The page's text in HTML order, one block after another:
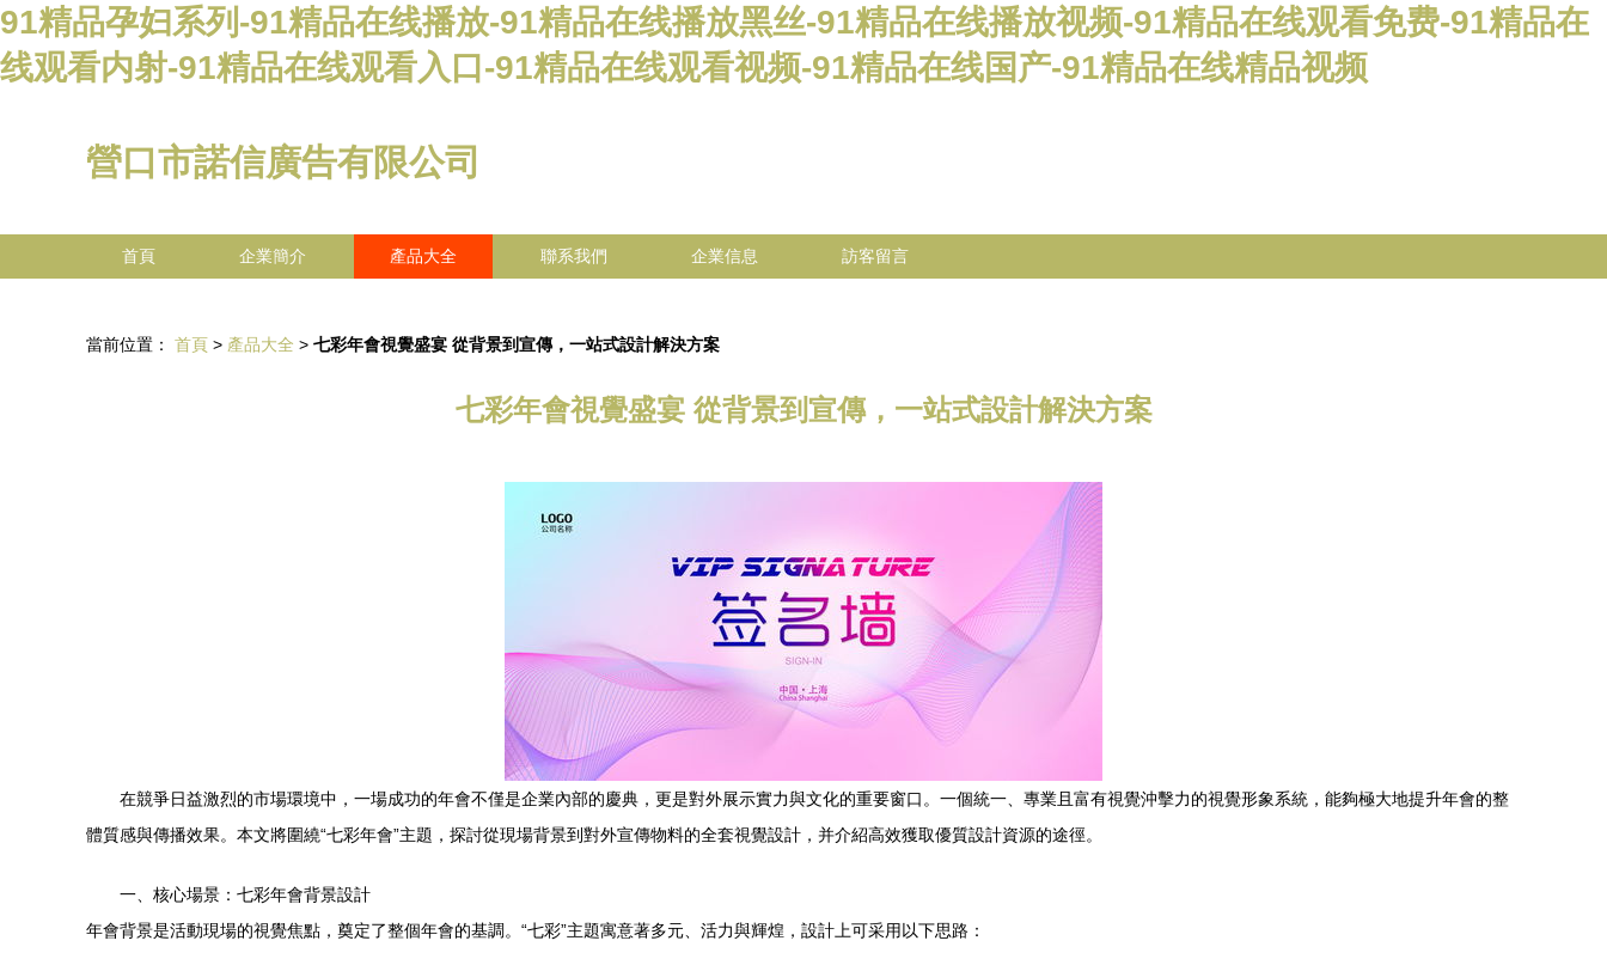
91精品孕妇系列-91精品在线播放-91精品在线播放黑丝-91精品在线播放视频-91精品在线观看免费-91精品在
线观看内射-91精品在线观看入口-91精品在线观看视频-91精品在线国产-91精品在线精品视频
營口市諾信廣告有限公司
首頁 企業簡介 產品大全 聯系我們 企業信息 訪客留言
當前位置： 首頁 > 產品大全 > 七彩年會視覺盛宴 從背景到宣傳，一站式設計解決方案
七彩年會視覺盛宴 從背景到宣傳，一站式設計解決方案
在競爭日益激烈的市場環境中，一場成功的年會不僅是企業內部的慶典，更是對外展示實力與文化的重要窗口。一個統一、專業且富有視覺沖擊力的視覺形象系統，能夠極大地提升年會的整
體質感與傳播效果。本文將圍繞“七彩年會”主題，探討從現場背景到對外宣傳物料的全套視覺設計，并介紹高效獲取優質設計資源的途徑。
一、核心場景：七彩年會背景設計
年會背景是活動現場的視覺焦點，奠定了整個年會的基調。“七彩”主題寓意著多元、活力與輝煌，設計上可采用以下思路：